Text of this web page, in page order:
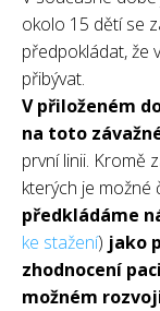
okolo 15 dětí se
předpokládat, že
přibývat.
V přiloženém
na toto
první linii. Kromě
kterých je možné
předkládáme
ke stažení) jako
zhodnocení
možném